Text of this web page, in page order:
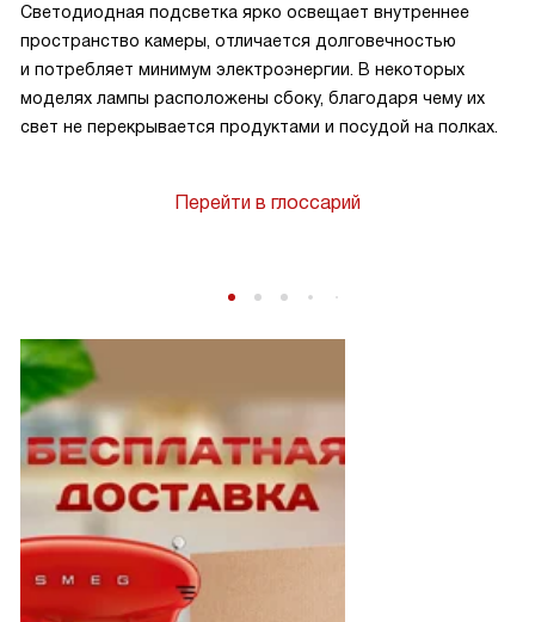
Светодиодная подсветка ярко освещает внутреннее
пространство камеры, отличается долговечностью
и потребляет минимум электроэнергии. В некоторых
моделях лампы расположены сбоку, благодаря чему их
свет не перекрывается продуктами и посудой на полках.
Перейти в глоссарий